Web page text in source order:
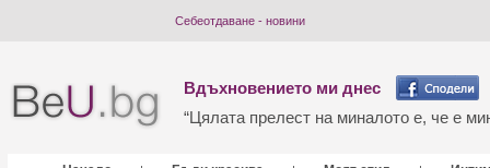
Себеотдаване - новини
Вдъхновението ми днес
“Цялата прелест на миналото е, че е